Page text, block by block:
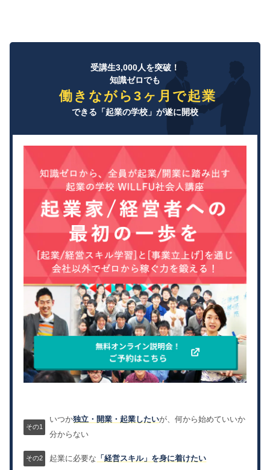
受講生3,000人を突破！
知識ゼロでも
働きながら3ヶ月で起業
できる「起業の学校」が遂に開校
いつか独立・開業・起業したいが、何から始めていいか
分からない
起業に必要な 「経営スキル」を身に着けたい